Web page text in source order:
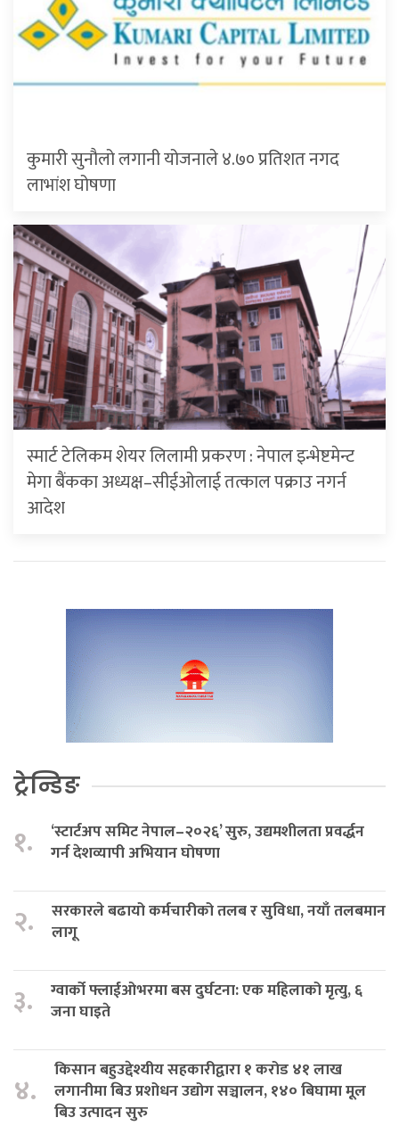
कुमारी सुनौलो लगानी योजनाले ४.७० प्रतिशत नगद
लाभांश घोषणा
स्मार्ट टेलिकम शेयर लिलामी प्रकरण : नेपाल इन्भेष्टमेन्ट
मेगा बैंकका अध्यक्ष–सीईओलाई तत्काल पक्राउ नगर्न
आदेश
ट्रेन्डिङ
१.
‘स्टार्टअप समिट नेपाल–२०२६’ सुरु, उद्यमशीलता प्रवर्द्धन
गर्न देशव्यापी अभियान घोषणा
२.
सरकारले बढायो कर्मचारीको तलब र सुविधा, नयाँ तलबमान
लागू
३.
ग्वार्को फ्लाईओभरमा बस दुर्घटना: एक महिलाको मृत्यु, ६
जना घाइते
४.
किसान बहुउद्देश्यीय सहकारीद्वारा १ करोड ४१ लाख
लगानीमा बिउ प्रशोधन उद्योग सञ्चालन, १४० बिघामा मूल
बिउ उत्पादन सुरु